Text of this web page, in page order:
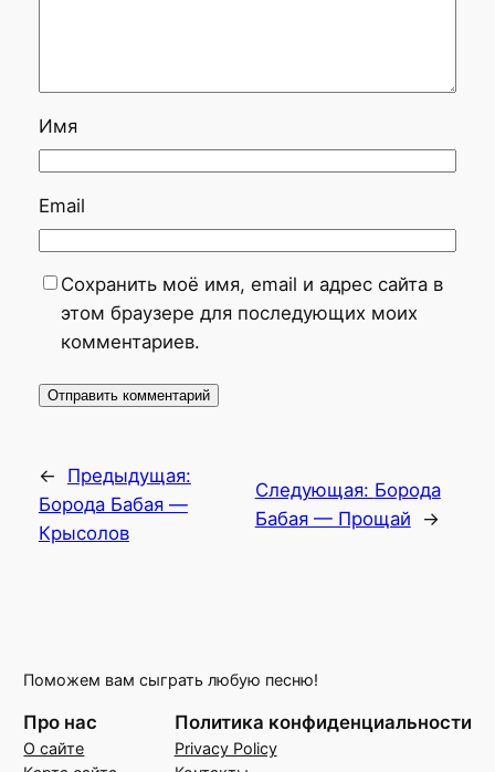
Имя
Email
Сохранить моё имя, email и адрес сайта в
этом браузере для последующих моих
комментариев.
←
Предыдущая:
Борода Бабая —
Крысолов
Следующая: Борода
Бабая — Прощай
→
Поможем вам сыграть любую песню!
Про нас
О сайте
Политика конфиденциальности
Privacy Policy